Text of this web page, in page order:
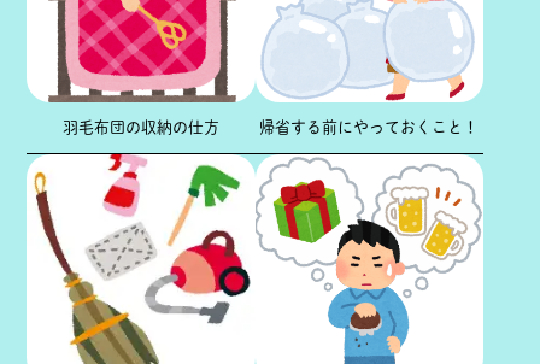
羽毛布団の収納の仕方 帰省する前にやっておくこと！